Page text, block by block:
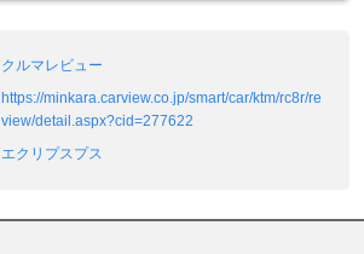
クルマレビュー
https://minkara.carview.co.jp/smart/car/ktm/rc8r/re
view/detail.aspx?cid=277622
エクリプスプス